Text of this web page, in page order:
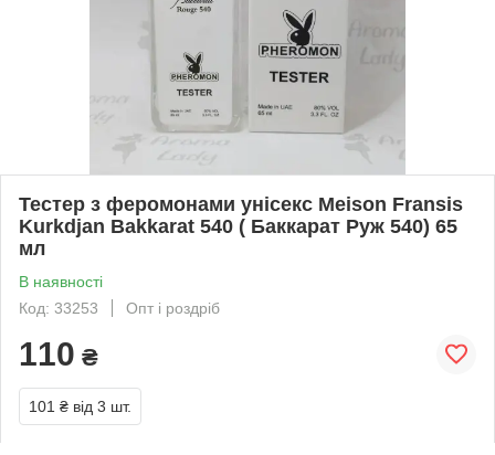
Тестер з феромонами унісекс Meison Fransis
Kurkdjan Bakkarat 540 ( Баккарат Руж 540) 65
мл
В наявності
Код: 33253
Опт і роздріб
110 ₴
101 ₴ від 3 шт.